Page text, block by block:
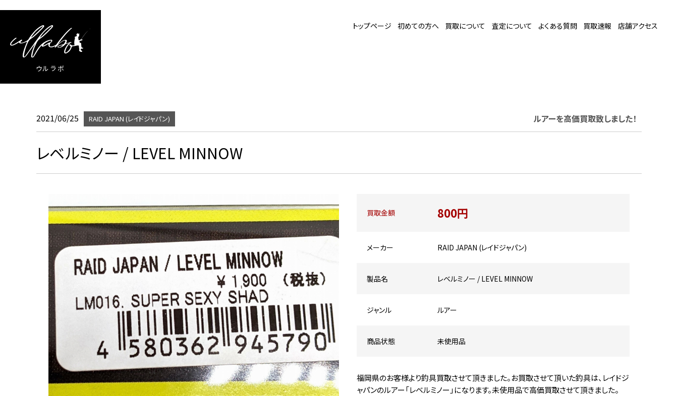
ウルラボ
トップページ 初めての方へ 買取について 査定について よくある質問 買取速報 店舗アクセス
2021/06/25 RAID JAPAN (レイドジャパン) ルアーを高価買取致しました！
レベルミノー / LEVEL MINNOW
買取金額 800円
メーカー RAID JAPAN (レイドジャパン)
製品名 レベルミノー / LEVEL MINNOW
ジャンル ルアー
商品状態 未使用品
福岡県のお客様より釣具買取させて頂きました。お買取させて頂いた釣具は、レイドジ
ャパンのルアー「レベルミノー」になります。未使用品で高価買取させて頂きました。